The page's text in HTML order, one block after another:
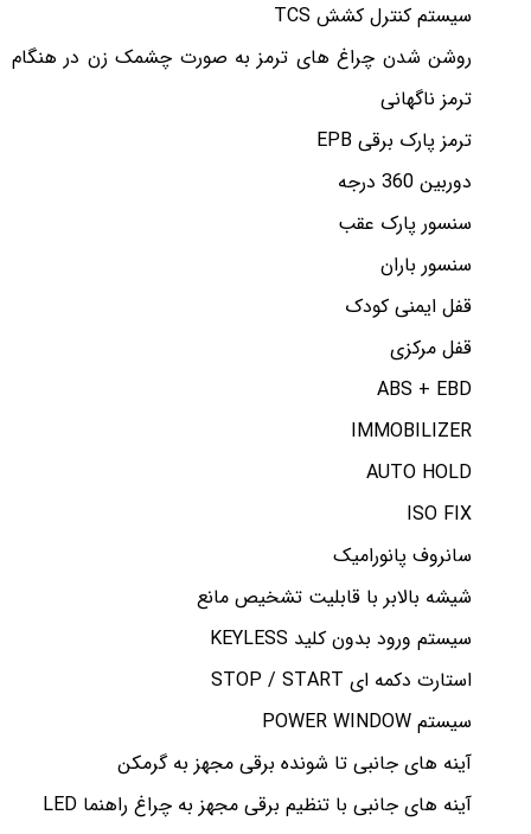
سیستم کنترل کشش TCS
روشن شدن چراغ های ترمز به صورت چشمک زن در هنگام
ترمز ناگهانی
ترمز پارک برقی EPB
دوربین 360 درجه
سنسور پارک عقب
سنسور باران
قفل ایمنی کودک
قفل مرکزی
ABS + EBD
IMMOBILIZER
AUTO HOLD
ISO FIX
سانروف پانورامیک
شیشه بالابر با قابلیت تشخیص مانع
سیستم ورود بدون کلید KEYLESS
استارت دکمه ای STOP / START
سیستم POWER WINDOW
آینه های جانبی تا شونده برقی مجهز به گرمکن
آینه های جانبی با تنظیم برقی مجهز به چراغ راهنما LED